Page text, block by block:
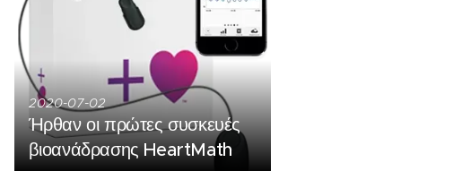
2020-07-02
Ήρθαν οι πρώτες συσκευές
βιοανάδρασης HeartMath